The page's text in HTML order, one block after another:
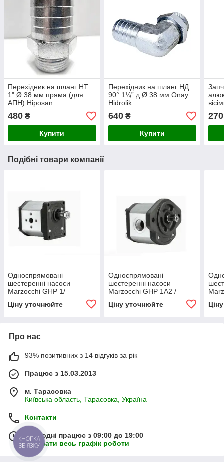
Перехідник на шланг НТ
1" Ø 38 мм пряма (для
АПН) Hiposan
480 ₴
Купити
Перехідник на шланг НД
90° 1¼” д Ø 38 мм Onay
Hidrolik
640₴
Купити
270
Подібні товари компанії
Односпрямовані
шестеренні насоси
Marzocchi GHP 1/
Single Pumps
Ціну уточнюйте
Односпрямовані
шестеренні насоси
Marzocchi GHP 1A2 /
Monodirectional GHP1 A2
Single Pumps
Ціну уточнюйте
Про нас
93% позитивних з 14 відгуків за рік
Працює з 15.03.2013
м. Тарасовка
Київська область, Тарасовка, Україна
Контакти
Сьогодні працює з 09:00 до 19:00
Показати весь графік роботи
КНОПКА
ЗВ'ЯЗКУ